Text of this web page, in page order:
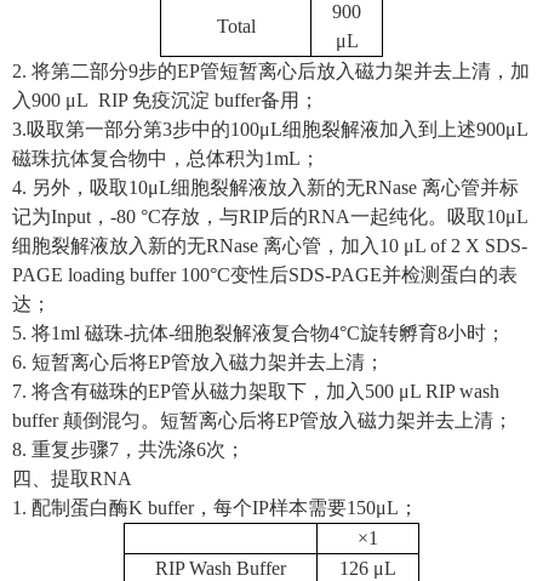
Total
900
μL
2. 将第二部分9步的EP管短暂离心后放入磁力架并去上清，加
入900 μL RIP 免疫沉淀 buffer备用；
3.吸取第一部分第3步中的100μL细胞裂解液加入到上述900μL
磁珠抗体复合物中，总体积为1mL ；
4. 另外，吸取10μL细胞裂解液放入新的无RNase 离心管并标
记为Input， -80 °C存放，与RIP后的RNA一起纯化。吸取10μL
细胞裂解液放入新的无RNase 离心管，加入10 μL of 2 X SDS-
PAGE loading buffer 100°C变性后SDS-PAGE并检测蛋白的表
达；
5. 将1ml 磁珠-抗体-细胞裂解液复合物4°C旋转孵育8小时；
6. 短暂离心后将EP管放入磁力架并去上清；
7. 将含有磁珠的EP管从磁力架取下，加入500 μL RIP wash
buffer颠倒混匀。短暂离心后将EP管放入磁力架并去上清；
8. 重复步骤7 ，共洗涤6次；
四、提取RNA
1. 配制蛋白酶K buffer，每个IP样本需要150μL ；
×1
RIP Wash Buffer
126 μL